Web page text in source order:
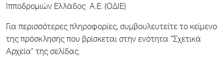
Ιπποδρομιών Ελλάδος Α.Ε. (ΟΔΙΕ)
Για περισσότερες πληροφορίες, συμβουλευτείτε το κείμενο
της πρόσκλησης που βρίσκεται στην ενότητα “Σχετικά
Αρχεία” της σελίδας.